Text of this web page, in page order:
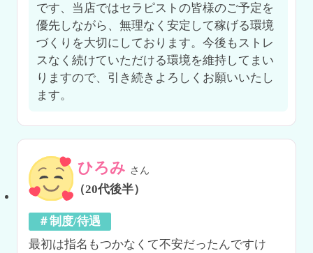
です、当店ではセラピストの皆様のご予定を
優先しながら、無理なく安定して稼げる環境
づくりを大切にしております。今後もストレ
スなく続けていただける環境を維持してまい
りますので、引き続きよろしくお願いいたし
ます。
ひろみ さん
（20代後半）
＃制度/待遇
最初は指名もつかなくて不安だったんですけ